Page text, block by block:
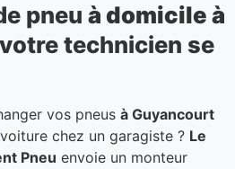
pneu à domicile à
technicien se
vos pneus à Guyancourt
chez un garagiste ? Le
Pneu envoie un monteur